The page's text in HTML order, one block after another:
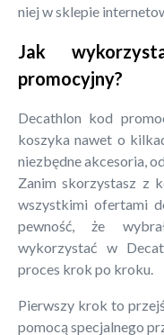
niej w sklepie
Jak
promocyjny?
Decathlon kod
koszyka nawet o
niezbędne akcesoria,
Zanim skorzystasz z
wszystkimi ofertami
pewność, że
wykorzystać w
proces krok po kroku.
Pierwszy krok to
pomocą specjalnego